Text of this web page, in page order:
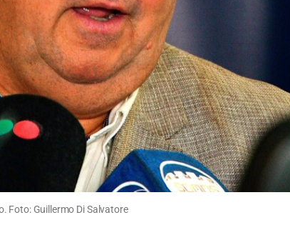
Foto: Guillermo Di Salvatore